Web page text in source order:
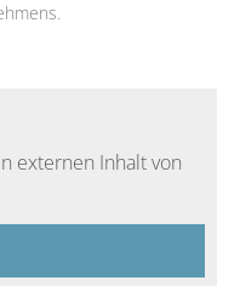
externen Inhalt von